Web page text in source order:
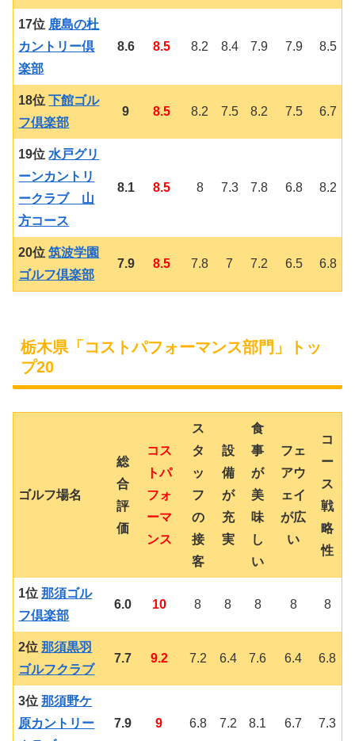
17位 鹿島の杜
カントリー倶
楽部
8.6 8.5 8.2 8.4 7.9 7.9 8.5
18位下館ゴル
フ倶楽部
9 8.5 8.2 7.5 8.2 7.5 6.7
19位 水戸グリ
ーンカントリ
ークラブ 山
方コース
8.1 8.5 8 7.3 7.8 6.8 8.2
20位筑波学園
ゴルフ倶楽部
7.9 8.5 7.8 7 7.2 6.5 6.8
栃木県「コストパフォーマンス部門」トッ
プ20
ゴルフ場名
総
合
評
価
コス
トパ
フォ
ーマ
ンス
ス
タ
ッ
フ
の
接
客
設
備
が
充
実
食
事
が
美
味
し
い
フェ
アウ
ェイ
が広
い
コ
ー
ス
戦
略
性
1位那須ゴル
フ倶楽部
6.0 10 8 8 8 8 8
2位那須黒羽
ゴルフクラブ
7.7 9.2 7.2 6.4 7.6 6.4 6.8
3位那須野ケ
原カントリー
7.9 9 6.8 7.2 8.1 6.7 7.3